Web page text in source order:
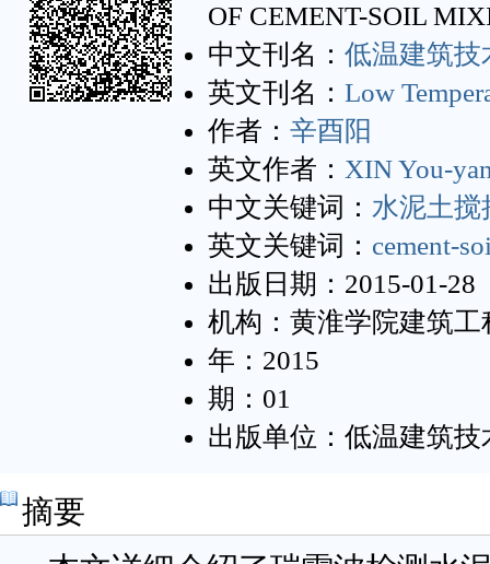
OF CEMENT-SOIL
中文刊名： 低温建筑技
英文刊名： Low
作者： 辛酉阳
英文作者： XIN You-
中文关键词： 水泥土搅
英文关键词： cement-
出版日期：2015-01-28
机构：黄淮学院建筑工
年：2015
期：01
出版单位：低温建筑技
摘要